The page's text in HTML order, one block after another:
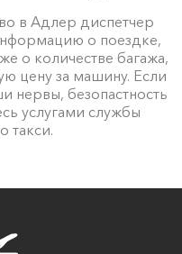
в Адлер диспетчер
о поездке,
о количестве багажа,
цену за машину. Если
нервы, безопастность
услугами службы
такси.